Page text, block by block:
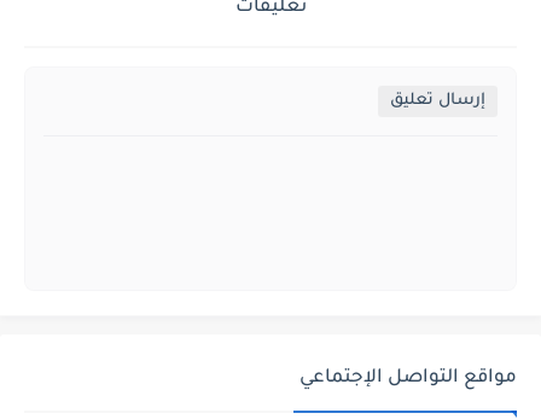
تعليقات
إرسال تعليق
مواقع التواصل الإجتماعي